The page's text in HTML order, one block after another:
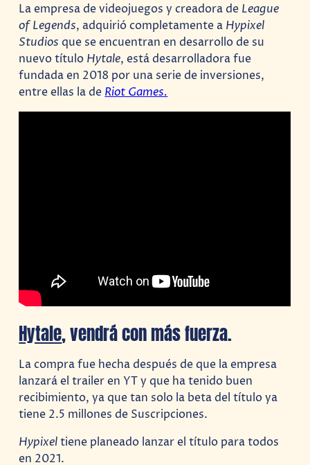
La empresa de videojuegos y creadora de League
of Legends, adquirió completamente a Hypixel
Studios que se encuentran en desarrollo de su
nuevo título Hytale, está desarrolladora fue
fundada en 2018 por una serie de inversiones,
entre ellas la de Riot Games.
Hytale, vendrá con más fuerza.
La compra fue hecha después de que la empresa
lanzará el trailer en YT y que ha tenido buen
recibimiento, ya que tan solo la beta del título ya
tiene 2.5 millones de Suscripciones.
Hypixeltiene planeado lanzar el título para todos
en 2021.